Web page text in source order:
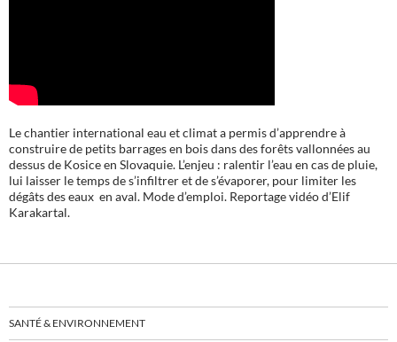
Le chantier international eau et climat a permis d’apprendre à
construire de petits barrages en bois dans des forêts vallonnées au
dessus de Kosice en Slovaquie. L’enjeu : ralentir l’eau en cas de pluie,
lui laisser le temps de s’infiltrer et de s’évaporer, pour limiter les
dégâts des eaux en aval. Mode d’emploi. Reportage vidéo d’Elif
Karakartal.
SANTÉ & ENVIRONNEMENT